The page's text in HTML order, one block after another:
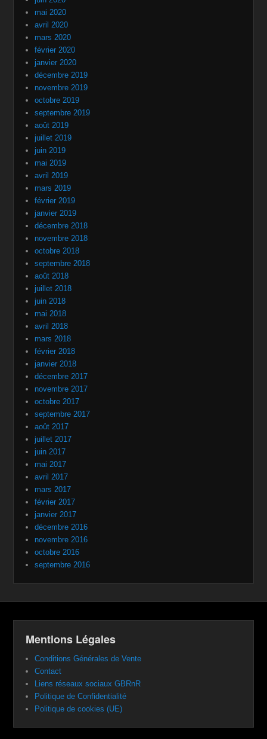
mai 2020
avril 2020
mars 2020
février 2020
janvier 2020
décembre 2019
novembre 2019
octobre 2019
septembre 2019
août 2019
juillet 2019
juin 2019
mai 2019
avril 2019
mars 2019
février 2019
janvier 2019
décembre 2018
novembre 2018
octobre 2018
septembre 2018
août 2018
juillet 2018
juin 2018
mai 2018
avril 2018
mars 2018
février 2018
janvier 2018
décembre 2017
novembre 2017
octobre 2017
septembre 2017
août 2017
juillet 2017
juin 2017
mai 2017
avril 2017
mars 2017
février 2017
janvier 2017
décembre 2016
novembre 2016
octobre 2016
septembre 2016
Mentions Légales
Conditions Générales de Vente
Contact
Liens réseaux sociaux GBRnR
Politique de Confidentialité
Politique de cookies (UE)